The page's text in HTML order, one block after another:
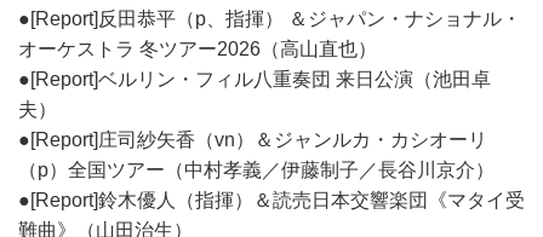
●[Report]反田恭平（p、指揮） ＆ジャパン・ナショナル・
オーケストラ 冬ツアー2026（高山直也）
●[Report]ベルリン・フィル八重奏団 来日公演（池田卓
夫）
●[Report]庄司紗矢香（vn）＆ジャンルカ・カシオーリ
（p）全国ツアー（中村孝義／伊藤制子／長谷川京介）
●[Report]鈴木優人（指揮）＆読売日本交響楽団《マタイ受
難曲》（山田治生）